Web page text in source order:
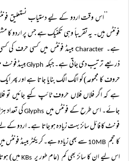
’’اس وقت اردو کے لیے دستیاب نستعلیق
فونٹس ہیں۔ یہ تقریباً‌ وہی تکنیک ہے جس پر اردو کا
ہے۔
بیسڈ فونٹس میں کسی حرف کی
ذریعے ترتیب دی جاتی ہے۔ جبکہ
بیسڈ
حروف کا مجموعہ) کو الگ الگ بنایا جاتا ہے اور پھر
ہے کہ اگر فلاں فلاں حروف ٹائپ کیے جائیں تو
جائے۔ اس طرح کے فونٹس میں Glyphs
کی
فونٹ کا فائل سائز بہت زیادہ ہو جاتا ہے۔ اردو کے
کا حجم
سے بھی زیادہ ہے۔ کریکٹر بیسڈ فونٹس
اس لیے ان کا سائز بھی کم (عام طور پرKBs میں)